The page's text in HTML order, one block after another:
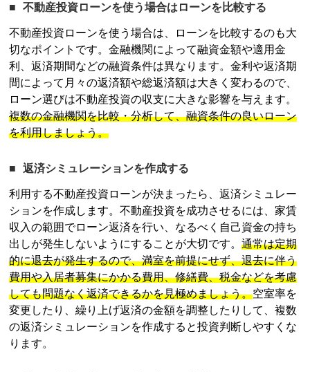
不動産投資ローンを使う場合はローンを比較する
不動産投資 ローンを使う場合は、ローンを比較するのも大
切なポイントです。金融機関によって融資金額や適用金
利、返済期間などの融資条件は異なります。金利や返済期
間によって月々の返済額や総返済額は大きく変わるので、
ローン選びは不動産投資の収支に大きな影響を与えます。
複数の金融機関を比較・分析して、融資条件の良いローン
を利用しましょう。
返済シミュレーションを作成する
利用する不動産投資 ローンが決まったら、返済シミュレー
ションを作成します。不動産投資を成功させるには、家賃
収入の範囲でローン返済を行い、なるべく自己資金の持ち
出しが発生しないようにすることが大切です。通常は定期
的に退去が発生するので、満室を前提にせず、退去に伴う
費用や入居者募集にかかる費用、修繕費、税金などを考慮
しても問題なく返済できるかを見極めましょう。空室率を
変更したり、繰り上げ返済の金額を調整したりして、複数
の返済シミュレーションを作成すると投資判断しやすくな
ります。